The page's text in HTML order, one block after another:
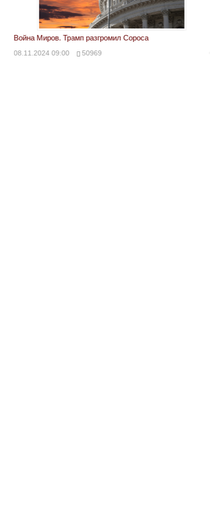
Война Миров. Трамп разгромил Сороса
08.11.2024 09:00 50969